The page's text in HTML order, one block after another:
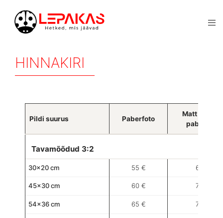
HINNAKIRI
Pildi suurus Paberfoto
Matt fine-art
paberfoto
Tavamõõdud 3:2
30×20 cm 55 € 65 €
45×30 cm 60 € 70 €
54×36 cm 65 € 70 €